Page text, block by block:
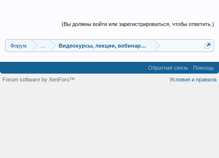
(Вы должны войти или зарегистрироваться, чтобы ответить.)
Форум Видеокурсы, лекции, вебинары, учебный материал
Обратная связь
Помощь
Условия и правила
Forum software by XenForo™